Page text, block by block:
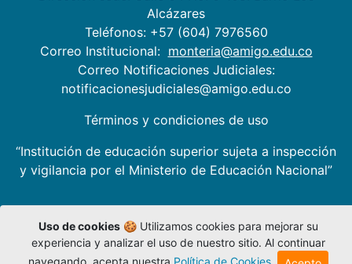
Alcázares
Teléfonos: +57 (604) 7976560
Correo Institucional: monteria@amigo.edu.co
Correo Notificaciones Judiciales:
notificacionesjudiciales@amigo.edu.co
Términos y condiciones de uso
“Institución de educación superior sujeta a inspección
y vigilancia por el Ministerio de Educación Nacional”
Uso de cookies🍪 Utilizamos cookies para mejorar su
experiencia y analizar el uso de nuestro sitio. Al continuar